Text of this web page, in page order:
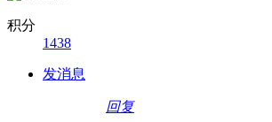
积分
1438
发消息
回复